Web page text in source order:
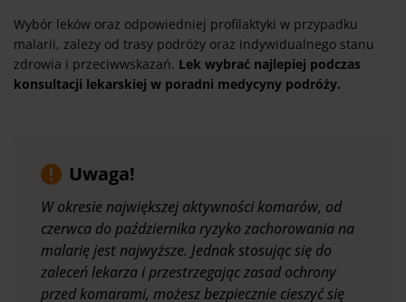
Wybór leków oraz odpowiedniej profilaktyki w przypadku
malarii, zależy od trasy podróży oraz indywidualnego stanu
zdrowia i przeciwwskazań. Lek wybrać najlepiej podczas
konsultacji lekarskiej w poradni medycyny podróży.
Uwaga!
W okresie największej aktywności komarów, od
czerwca do października ryzyko zachorowania na
malarię jest najwyższe. Jednak stosując się do
zaleceń lekarza i przestrzegając zasad ochrony
przed komarami, możesz bezpiecznie cieszyć się